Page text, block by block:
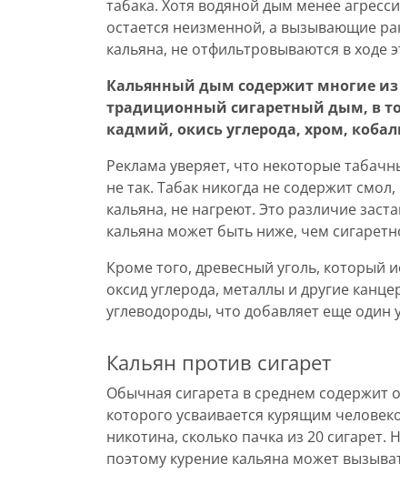
табака. Хотя водяной дым менее
остается неизменной, а вызывающие
кальяна, не отфильтровываются в ходе
Кальянный дым содержит многие
традиционный сигаретный дым, в
кадмий, окись углерода, хром,
Реклама уверяет, что некоторые
не так. Табак никогда не содержит
кальяна, не нагреют. Это различие
кальяна может быть ниже, чем
Кроме того, древесный уголь, который
оксид углерода, металлы и другие
углеводороды, что добавляет еще один
Кальян против сигарет
Обычная сигарета в среднем содержит
которого усваивается курящим
никотина, сколько пачка из 20
поэтому курение кальяна может